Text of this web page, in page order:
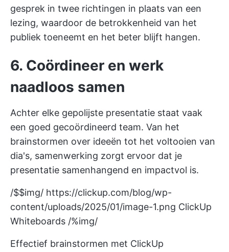
gesprek in twee richtingen in plaats van een
lezing, waardoor de betrokkenheid van het
publiek toeneemt en het beter blijft hangen.
6. Coördineer en werk
naadloos samen
Achter elke gepolijste presentatie staat vaak
een goed gecoördineerd team. Van het
brainstormen over ideeën tot het voltooien van
dia's, samenwerking zorgt ervoor dat je
presentatie samenhangend en impactvol is.
/$$img/ https://clickup.com/blog/wp-
content/uploads/2025/01/image-1.png ClickUp
Whiteboards /%img/
Effectief brainstormen met ClickUp